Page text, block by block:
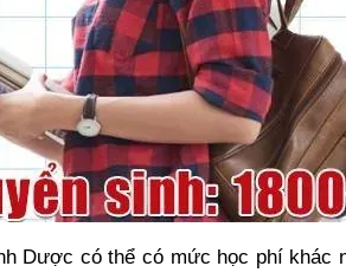
Dược có thể có mức học phí khác